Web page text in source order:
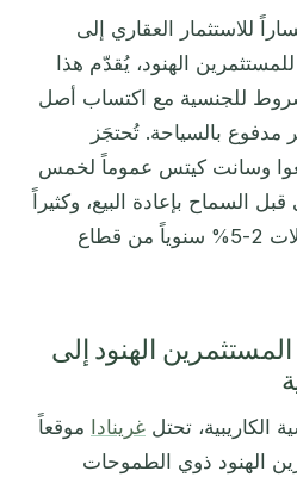
للاستثمار العقاري إلى
الهنود، يُقدّم هذا
للجنسية مع اكتساب أصل
بالسياحة. تُحتجَز
وسانت كيتس عموماً لخمس
السماح بإعادة البيع، وكثيراً
ما تُدرّ عوائد إيجارية بمعدلات 2-5% سنوياً من قطاع
الهنود إلى
الكاريبية، تحتل غرينادا موقعاً
الهنود ذوي الطموحات